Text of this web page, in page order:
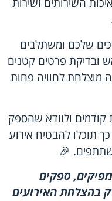
שלכם ומשתלבים
ובדיקת פרטים קטנים
מוצלחת לחוויה פחות
קודמים ולוודא שהספק
תוכלו להבטיח אירוע
🎉
מפיקים, ספקים
בהצלחת האירועים